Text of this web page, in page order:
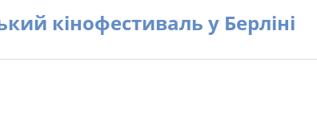
кінофестиваль у Берліні